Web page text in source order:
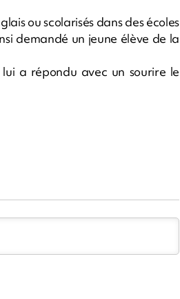
ou scolarisés dans des écoles
demandé un jeune élève de la
a répondu avec un sourire le